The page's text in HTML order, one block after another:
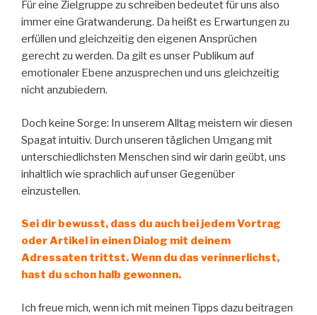
Für eine Zielgruppe zu schreiben bedeutet für uns also
immer eine Gratwanderung. Da heißt es Erwartungen zu
erfüllen und gleichzeitig den eigenen Ansprüchen
gerecht zu werden. Da gilt es unser Publikum auf
emotionaler Ebene anzusprechen und uns gleichzeitig
nicht anzubiedern.
Doch keine Sorge: In unserem Alltag meistern wir diesen
Spagat intuitiv. Durch unseren täglichen Umgang mit
unterschiedlichsten Menschen sind wir darin geübt, uns
inhaltlich wie sprachlich auf unser Gegenüber
einzustellen.
Sei dir bewusst, dass du auch bei jedem Vortrag
oder Artikel in einen Dialog mit deinem
Adressaten trittst. Wenn du das verinnerlichst,
hast du schon halb gewonnen.
Ich freue mich, wenn ich mit meinen Tipps dazu beitragen